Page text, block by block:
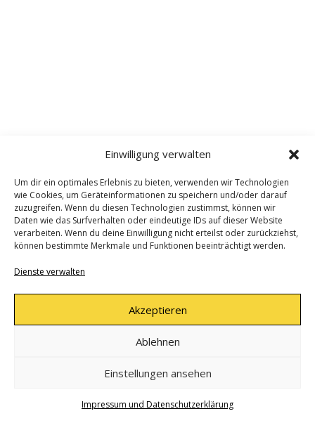
Einwilligung verwalten
Um dir ein optimales Erlebnis zu bieten, verwenden wir Technologien
wie Cookies, um Geräteinformationen zu speichern und/oder darauf
zuzugreifen. Wenn du diesen Technologien zustimmst, können wir
Daten wie das Surfverhalten oder eindeutige IDs auf dieser Website
verarbeiten. Wenn du deine Einwilligung nicht erteilst oder zurückziehst,
können bestimmte Merkmale und Funktionen beeinträchtigt werden.
Dienste verwalten
Akzeptieren
Ablehnen
Einstellungen ansehen
Impressum und Datenschutzerklärung